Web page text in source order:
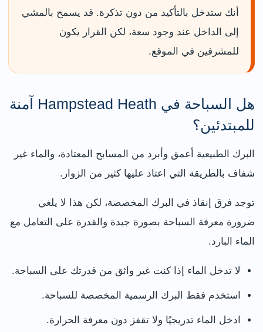
أنك ستدخل بالتأكيد من دون تذكرة. قد يسمح بالمشي
إلى الداخل عند وجود سعة، لكن القرار يكون
للمشرفين في الموقع.
هل السباحة في Hampstead Heath آمنة
للمبتدئين؟
البرك الطبيعية أعمق وأبرد من المسابح المعتادة، والماء غير
شفاف بالطريقة التي اعتاد عليها كثير من الزوار.
توجد فرق إنقاذ في البرك المخصصة، لكن هذا لا يلغي
ضرورة معرفة السباحة بصورة جيدة والقدرة على التعامل مع
الماء البارد.
لا تدخل الماء إذا كنت غير واثق من قدرتك على السباحة.
استخدم فقط البرك الرسمية المخصصة للسباحة.
ادخل الماء تدريجيًا ولا تقفز دون معرفة الحرارة.